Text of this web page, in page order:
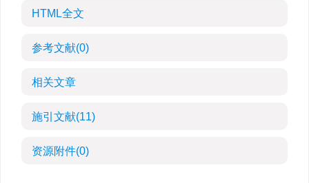
HTML全文
参考文献(0)
相关文章
施引文献(11)
资源附件(0)